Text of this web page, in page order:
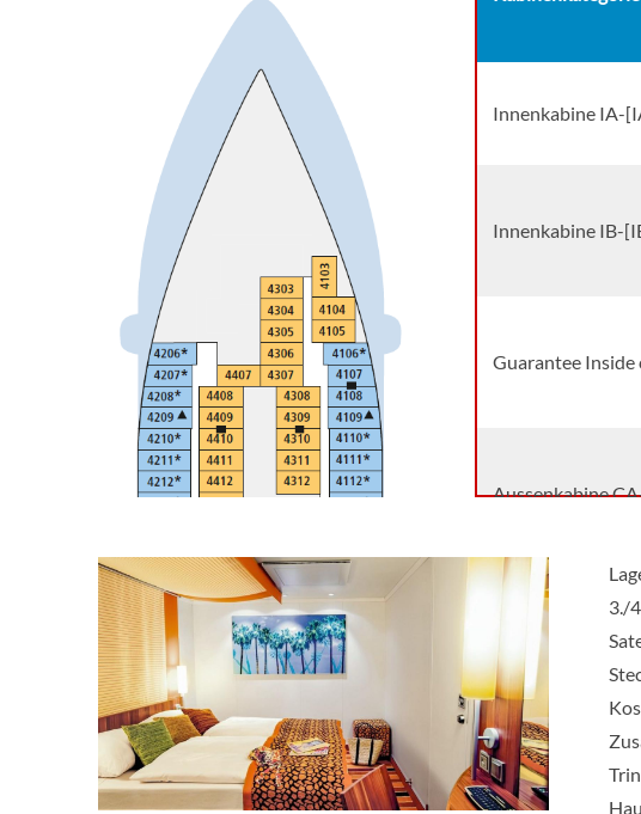
Innenkabine IA-
Innenkabine IB-
Guarantee
Aussenkabine
Aussenkabine
Aussenkabine
3./